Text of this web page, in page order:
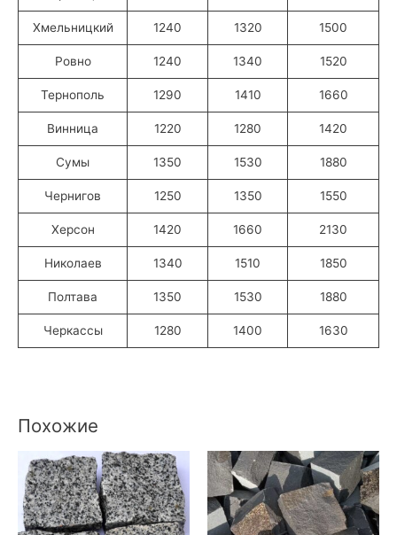
Хмельницкий 1240 1320 1500
Ровно 1240 1340 1520
Тернополь 1290 1410 1660
Винница 1220 1280 1420
Сумы 1350 1530 1880
Чернигов 1250 1350 1550
Херсон 1420 1660 2130
Николаев 1340 1510 1850
Полтава 1350 1530 1880
Черкассы 1280 1400 1630
Похожие